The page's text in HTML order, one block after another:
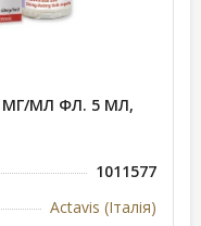
МГ/МЛ ФЛ. 5 МЛ,
1011577
Actavis (Італія)